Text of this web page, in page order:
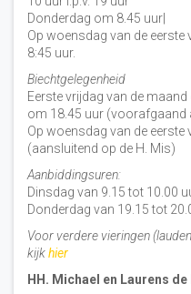
Donderdag om 8.45 uur|
Op woensdag van de eerste
8:45 uur.
Biechtgelegenheid
Eerste vrijdag van de
om 18.45 uur (voorafgaand
Op woensdag van de eerste
(aansluitend op de H. Mis)
Aanbiddingsuren:
Dinsdag van 9.15 tot 10.00
Donderdag van 19.15 tot
Voor verdere vieringen
kijkhier
HH. Michael en Laurens de